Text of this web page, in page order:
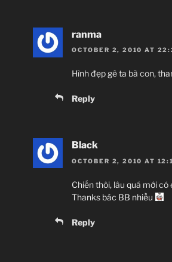
ranma
OCTOBER 2, 2010 AT
Hình đẹp gê ta bà con,
Reply
Black
OCTOBER 2, 2010 AT
Chiến thôi, lâu quá mới có
Thanks bác BB nhiều
Reply